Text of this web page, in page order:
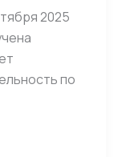
2025
по